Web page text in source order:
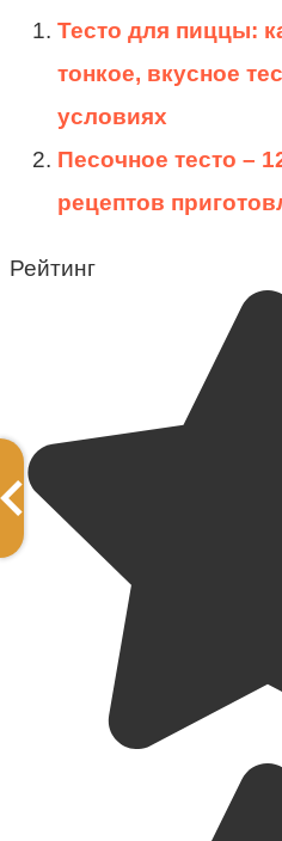
Тесто для пиццы:
тонкое, вкусное
условиях
Песочное тесто –
рецептов
Рейтинг